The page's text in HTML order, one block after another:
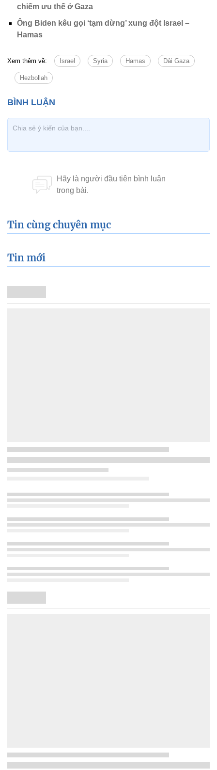
chiếm ưu thế ở Gaza
Ông Biden kêu gọi ‘tạm dừng’ xung đột Israel –
Hamas
Xem thêm về: Israel Syria Hamas Dải Gaza
Hezbollah
Tin cùng chuyên mục
Tin mới